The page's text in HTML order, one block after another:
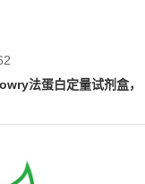
法蛋白定量试剂盒，